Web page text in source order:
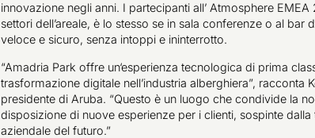
innovazione negli anni. I partecipanti all’ Atmosphere
settori dell’areale, è lo stesso se in sala conferenze o al bar
veloce e sicuro, senza intoppi e ininterrotto.
“Amadria Park offre un‘esperienza tecnologica di prima
trasformazione digitale nell’industria alberghiera”, racconta
presidente di Aruba. “Questo è un luogo che condivide la
disposizione di nuove esperienze per i clienti, sospinte
aziendale del futuro.”